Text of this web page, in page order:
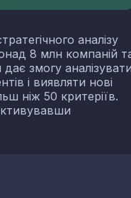
аналізу
8 млн компаній
змогу
і виявляти нові
ніж 50 критеріїв.